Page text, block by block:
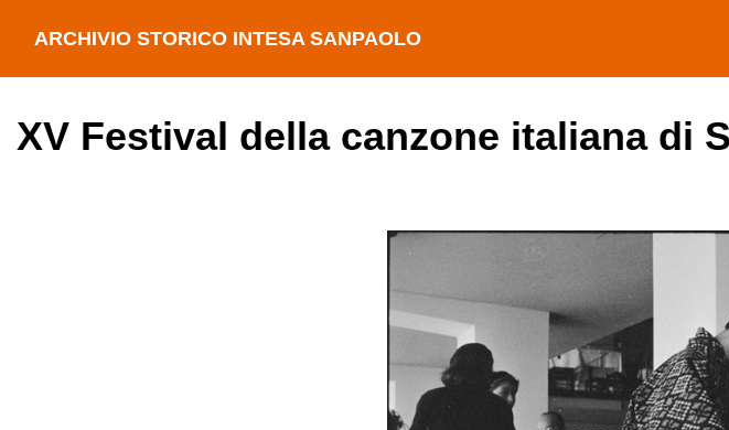
ARCHIVIO STORICO INTESA SANPAOLO
XV Festival della canzone italiana di